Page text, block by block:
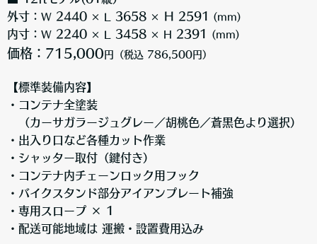
外寸： W 2440 × L 3658 × H 2591 (mm)
内寸： W 2240 × L 3458 × H 2391 (mm)
価格：715,000円（税込 786,500円）
【標準装備内容】
・コンテナ全塗装
（カーサガラージュグレー／胡桃色／蒼黒色より選択）
・出入り口など各種カット作業
・シャッター取付（鍵付き）
・コンテナ内チェーンロック用フック
・バイクスタンド部分アイアンプレート補強
・専用スロープ × 1
・配送可能地域は 運搬・設置費用込み